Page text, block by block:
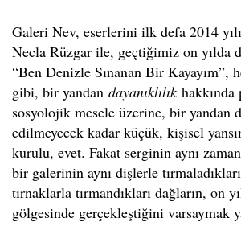
Galeri Nev, eserlerini ilk defa 2014
Necla Rüzgar ile, geçtiğimiz on yılda
“Ben Denizle Sınanan Bir Kayayım”,
gibi, bir yandan dayanıklılık
sosyolojik mesele üzerine, bir yandan
edilmeyecek kadar küçük, kişisel
kurulu, evet. Fakat serginin aynı
bir galerinin aynı dişlerle
tırnaklarla tırmandıkları dağların, on
gölgesinde gerçekleştiğini varsaymak